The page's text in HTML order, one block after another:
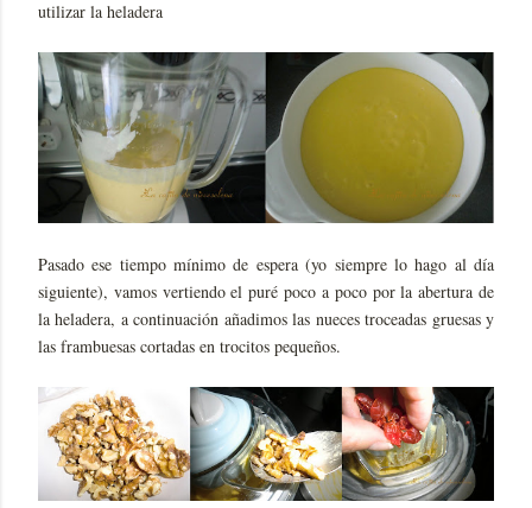
utilizar la heladera
Pasado ese tiempo mínimo de espera (yo siempre lo hago al día
siguiente), vamos vertiendo el puré poco a poco por la abertura de
la heladera, a continuación añadimos las nueces troceadas gruesas y
las frambuesas cortadas en trocitos pequeños.